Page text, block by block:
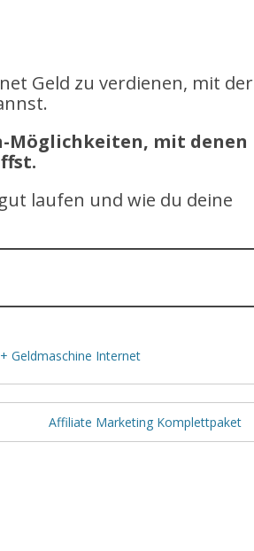
Geld zu verdienen, mit der
Möglichkeiten, mit denen
laufen und wie du deine
+ Geldmaschine Internet
Affiliate Marketing Komplettpaket